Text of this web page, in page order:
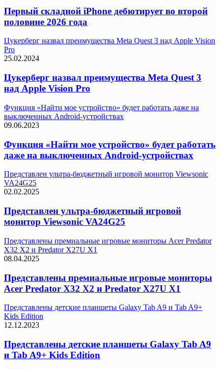
Первый складной iPhone дебютирует во второй
половине 2026 года
Цукерберг назвал преимущества Meta Quest 3 над Apple Vision
Pro
25.02.2024
Цукерберг назвал преимущества Meta Quest 3
над Apple Vision Pro
Функция «Найти мое устройство» будет работать даже на
выключенных Android-устройствах
09.06.2023
Функция «Найти мое устройство» будет работать
даже на выключенных Android-устройствах
Представлен ультра-бюджетный игровой монитор Viewsonic
VA24G25
02.02.2025
Представлен ультра-бюджетный игровой
монитор Viewsonic VA24G25
Представлены премиальные игровые мониторы Acer Predator
X32 X2 и Predator X27U X1
08.04.2025
Представлены премиальные игровые мониторы
Acer Predator X32 X2 и Predator X27U X1
Представлены детские планшеты Galaxy Tab A9 и Tab A9+
Kids Edition
12.12.2023
Представлены детские планшеты Galaxy Tab A9
и Tab A9+ Kids Edition